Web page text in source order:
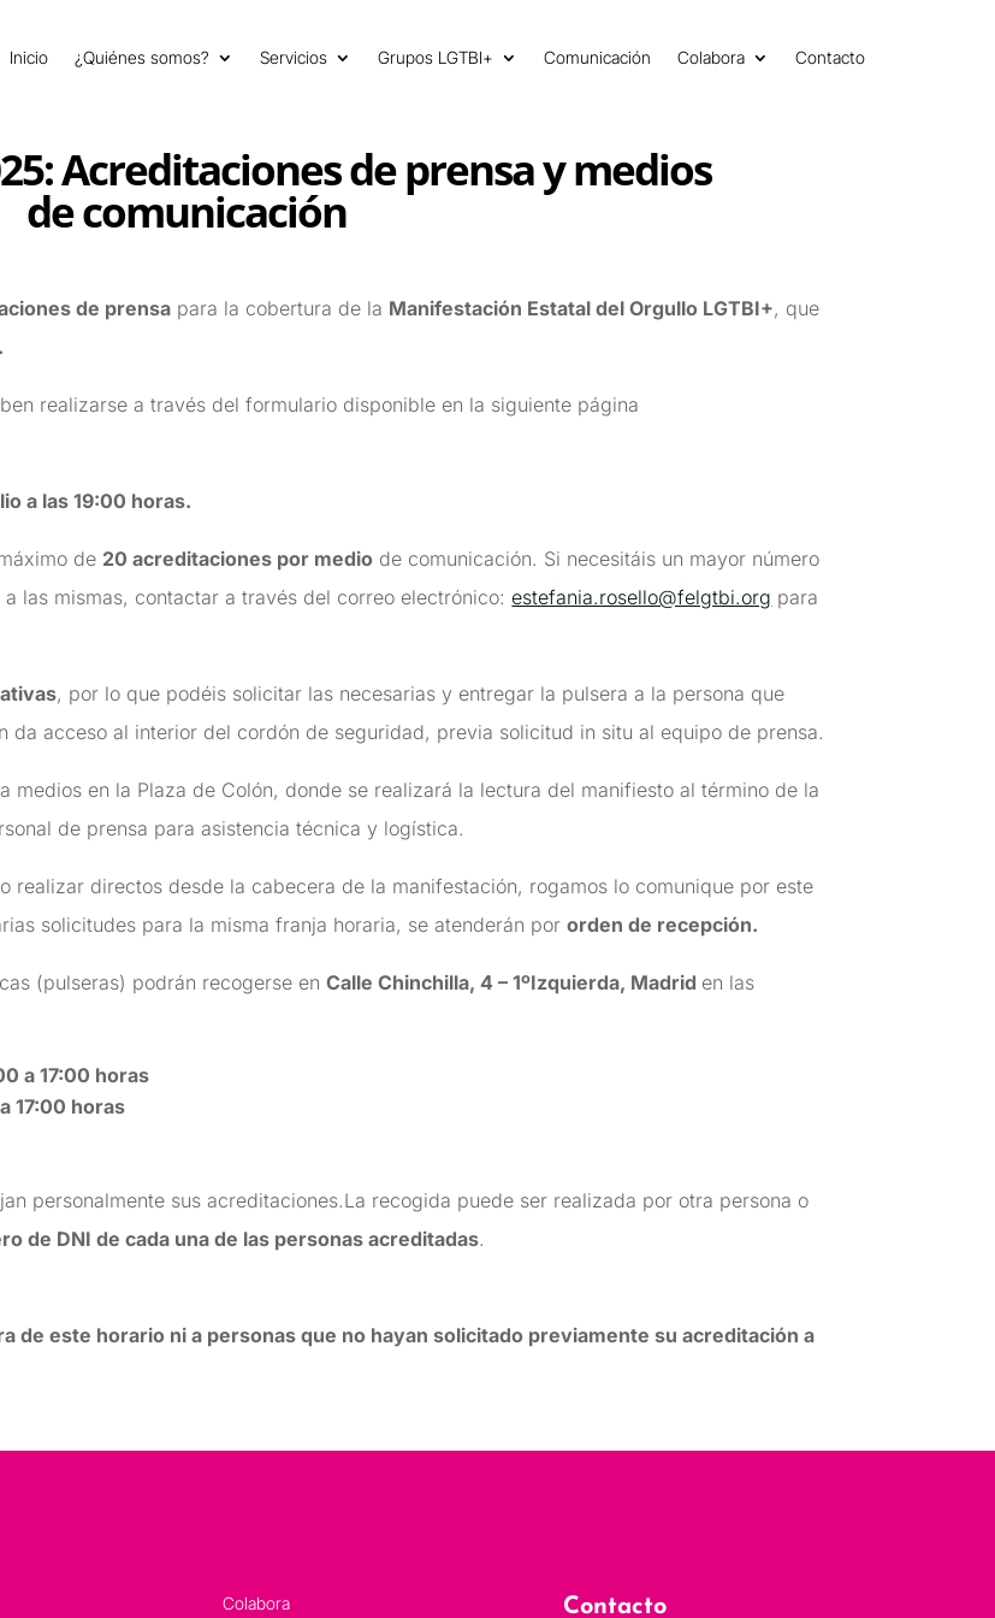
Inicio ¿Quiénes somos? Servicios Grupos LGTBI+ Comunicación Colabora Contacto
Acreditaciones de prensa y medios
de comunicación
de prensa para la cobertura de la Manifestación Estatal del Orgullo LGTBI+, que
.
realizarse a través del formulario disponible en la siguiente página
a las 19:00 horas.
de 20 acreditaciones por medio de comunicación. Si necesitáis un mayor número
las mismas, contactar a través del correo electrónico: estefania.rosello@felgtbi.org para
, por lo que podéis solicitar las necesarias y entregar la pulsera a la persona que
acceso al interior del cordón de seguridad, previa solicitud in situ al equipo de prensa.
medios en la Plaza de Colón, donde se realizará la lectura del manifiesto al término de la
de prensa para asistencia técnica y logística.
realizar directos desde la cabecera de la manifestación, rogamos lo comunique por este
solicitudes para la misma franja horaria, se atenderán pororden de recepción.
(pulseras) podrán recogerse enCalle Chinchilla, 4 – 1ºIzquierda, Madrid en las
a 17:00 horas
17:00 horas
personalmente sus acreditaciones.La recogida puede ser realizada por otra persona o
de DNI de cada una de las personas acreditadas.
de este horario ni a personas que no hayan solicitado previamente su acreditación a
Colabora Contacto